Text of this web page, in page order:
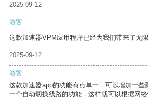
2025-09-12
游客
这款加速器VPM应用程序已经为我们带来了无
2025-09-12
游客
这款加速器app的功能有点单一，可以增加一些
一个自动切换线路的功能，这样就可以根据网